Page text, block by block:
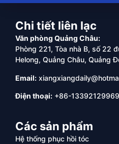
Chi tiết liên lạc
Văn phòng Quảng Châu:
Phòng 221, Tòa nhà B, số 22
Helong, Quảng Châu, Quảng
Email:
Điện thoại: +86-13392129969
Các sản phẩm
Hệ thống phục hồi tóc